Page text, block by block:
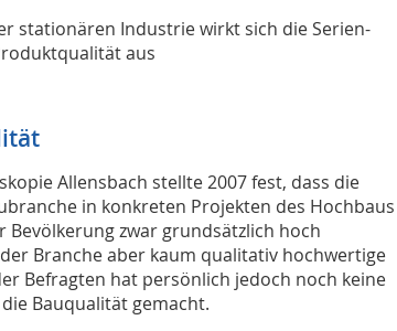
stationären Industrie wirkt sich die Serien-
aus
Allensbach stellte 2007 fest, dass die
in konkreten Projekten des Hochbaus
Bevölkerung zwar grundsätzlich hoch
Branche aber kaum qualitativ hochwertige
Befragten hat persönlich jedoch noch keine
Bauqualität gemacht.